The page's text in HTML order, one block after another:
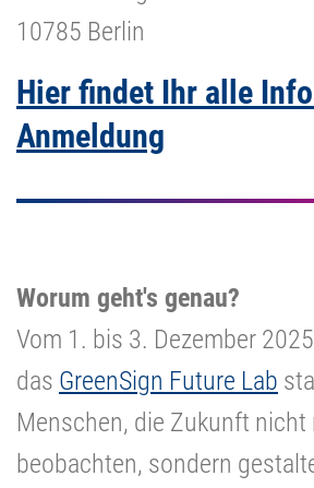
10785 Berlin
Hier findet Ihr alle
Anmeldung
Worum geht's genau?
Vom 1. bis 3. Dezember
das GreenSign Future Lab
Menschen, die Zukunft nicht
beobachten, sondern